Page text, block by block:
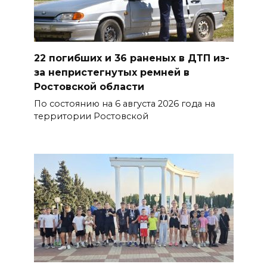
Госавтоинспекция по
Ростовской области призвала
водителей быть осторожными
из-за ухудшения погоды
Сап-фестиваль, ночной забег
отметят День физкультурника
07 августа 2026 19:19
В Таганроге из-за аварии
отключили свет на четырех
улицах
07 августа 2026 18:42
22 погибших и 36 раненых в ДТП из-
за непристегнутых ремней в
Ростовской области
По состоянию на 6 августа 2026 года на
территории Ростовской